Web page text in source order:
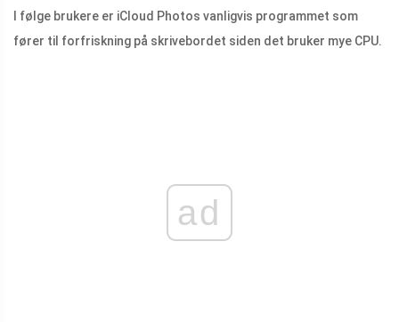
I følge brukere er iCloud Photos vanligvis programmet som
fører til forfriskning på skrivebordet siden det bruker mye CPU.
ad